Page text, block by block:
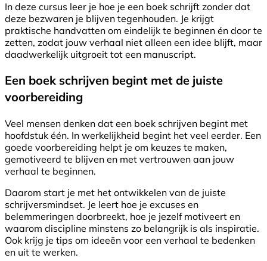
In deze cursus leer je hoe je een boek schrijft zonder dat
deze bezwaren je blijven tegenhouden. Je krijgt
praktische handvatten om eindelijk te beginnen én door te
zetten, zodat jouw verhaal niet alleen een idee blijft, maar
daadwerkelijk uitgroeit tot een manuscript.
Een boek schrijven begint met de juiste
voorbereiding
Veel mensen denken dat een boek schrijven begint met
hoofdstuk één. In werkelijkheid begint het veel eerder. Een
goede voorbereiding helpt je om keuzes te maken,
gemotiveerd te blijven en met vertrouwen aan jouw
verhaal te beginnen.
Daarom start je met het ontwikkelen van de juiste
schrijversmindset. Je leert hoe je excuses en
belemmeringen doorbreekt, hoe je jezelf motiveert en
waarom discipline minstens zo belangrijk is als inspiratie.
Ook krijg je tips om ideeën voor een verhaal te bedenken
en uit te werken.